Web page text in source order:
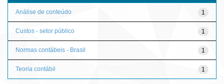
1
Análise de conteúdo
1
Custos - setor público
1
Normas contábeis - Brasil
1
Teoria contábil